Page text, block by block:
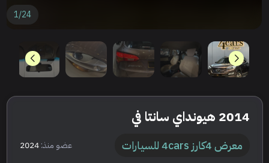
1/24
2014 هيونداي سانتا في
معرض 4كارز 4cars للسيارات عضو منذ:2024